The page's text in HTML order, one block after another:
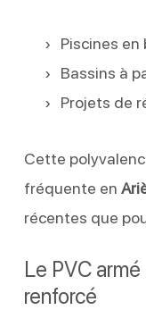
Piscines en
Bassins à
Projets de
Cette
fréquente en
récentes que
Le PVC
renforcé